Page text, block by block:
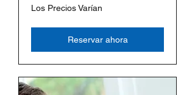
Los
Precios
Los Precios Varían
Reservar ahora